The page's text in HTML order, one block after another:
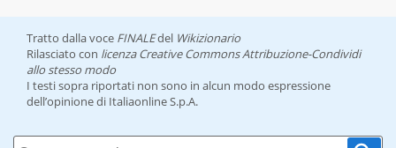
Tratto dalla voce FINALEdel Wikizionario
Rilasciato con licenza Creative Commons Attribuzione-Condividi
allo stesso modo
I testi sopra riportati non sono in alcun modo espressione
dell’opinione di Italiaonline S.p.A.